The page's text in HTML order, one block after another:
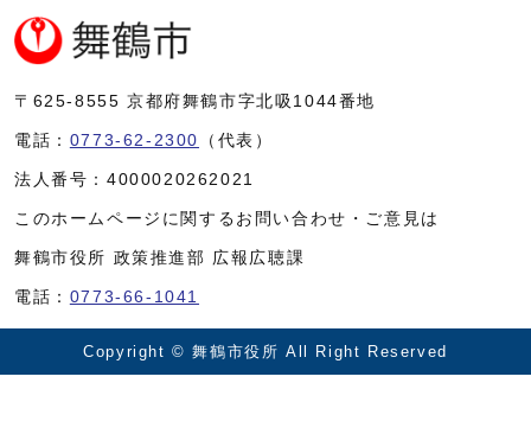
〒625-8555 京都府舞鶴市字北吸1044番地
電話： 0773-62-2300 （代表）
法人番号： 4000020262021
このホームページに関するお問い合わせ・ご意見は
舞鶴市役所 政策推進部 広報広聴課
電話： 0773-66-1041
Copyright © 舞鶴市役所 All Right Reserved